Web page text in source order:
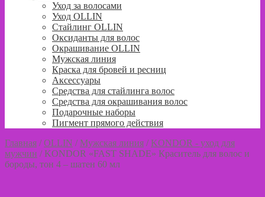
Уход за волосами
Уход OLLIN
Стайлинг OLLIN
Оксиданты для волос
Окрашивание OLLIN
Мужская линия
Краска для бровей и ресниц
Аксессуары
Средства для стайлинга волос
Средства для окрашивания волос
Подарочные наборы
Пигмент прямого действия
Главная /OLLIN / Мужская линия / KONDOR - уход для
мужчин / KONDOR «FAST SHADE» Краситель для волос и
бороды, тон 4 – шатен 60 мл